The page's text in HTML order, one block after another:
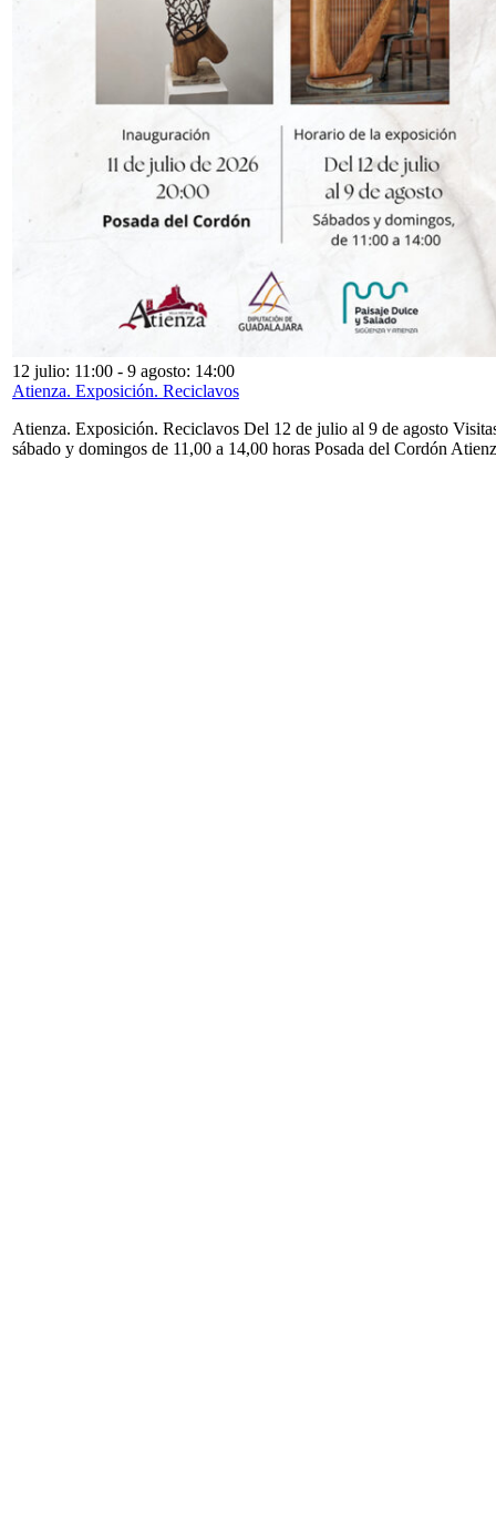
12 julio: 11:00 - 9 agosto: 14:00
Atienza. Exposición. Reciclavos
Atienza. Exposición. Reciclavos Del 12 de julio al 9 de agosto
sábado y domingos de 11,00 a 14,00 horas Posada del Cordón